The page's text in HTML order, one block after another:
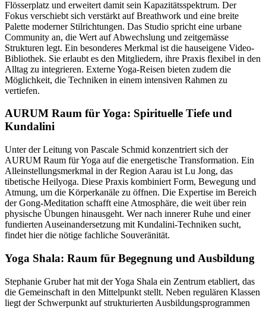
Flösserplatz und erweitert damit sein Kapazitätsspektrum. Der
Fokus verschiebt sich verstärkt auf Breathwork und eine breite
Palette moderner Stilrichtungen. Das Studio spricht eine urbane
Community an, die Wert auf Abwechslung und zeitgemässe
Strukturen legt. Ein besonderes Merkmal ist die hauseigene Video-
Bibliothek. Sie erlaubt es den Mitgliedern, ihre Praxis flexibel in den
Alltag zu integrieren. Externe Yoga-Reisen bieten zudem die
Möglichkeit, die Techniken in einem intensiven Rahmen zu
vertiefen.
AURUM Raum für Yoga: Spirituelle Tiefe und
Kundalini
Unter der Leitung von Pascale Schmid konzentriert sich der
AURUM Raum für Yoga auf die energetische Transformation. Ein
Alleinstellungsmerkmal in der Region Aarau ist Lu Jong, das
tibetische Heilyoga. Diese Praxis kombiniert Form, Bewegung und
Atmung, um die Körperkanäle zu öffnen. Die Expertise im Bereich
der Gong-Meditation schafft eine Atmosphäre, die weit über rein
physische Übungen hinausgeht. Wer nach innerer Ruhe und einer
fundierten Auseinandersetzung mit Kundalini-Techniken sucht,
findet hier die nötige fachliche Souveränität.
Yoga Shala: Raum für Begegnung und Ausbildung
Stephanie Gruber hat mit der Yoga Shala ein Zentrum etabliert, das
die Gemeinschaft in den Mittelpunkt stellt. Neben regulären Klassen
liegt der Schwerpunkt auf strukturierten Ausbildungsprogrammen